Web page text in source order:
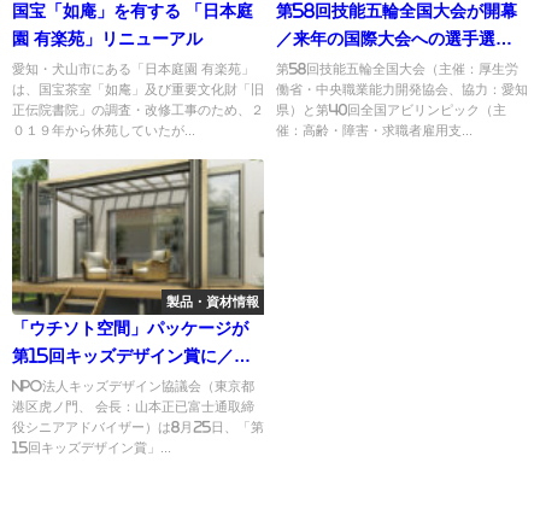
国宝「如庵」を有する 「日本庭
園 有楽苑」リニューアル
愛知・犬山市にある「日本庭園 有楽苑」
は、国宝茶室「如庵」及び重要文化財「旧
正伝院書院」の調査・改修工事のため、２
０１９年から休苑していたが...
第58回技能五輪全国大会が開幕
／来年の国際大会への選手選考
となる造園職種は38選手19組が
エントリー／全競技を定点カメ
ラやYouTubeでLIVE配信
第58回技能五輪全国大会（主催：厚生労
働省・中央職業能力開発協会、協力：愛知
県）と第40回全国アビリンピック（主
催：高齢・障害・求職者雇用支...
製品・資材情報
「ウチソト空間」パッケージが
第15回キッズデザイン賞に／
YKK AP
NPO法人キッズデザイン協議会（東京都
港区虎ノ門、 会長：山本正已富士通取締
役シニアアドバイザー）は8月25日、「第
15回キッズデザイン賞」...